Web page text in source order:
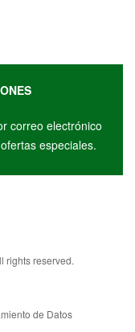
correo electrónico
especiales.
rights reserved.
de Datos